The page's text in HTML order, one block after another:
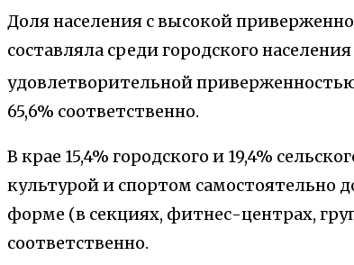
Доля населения с высокой
составляла среди городского населения
удовлетворительной
65,6% соответственно.
В крае 15,4% городского и 19,4%
культурой и спортом самостоятельно
форме (в секциях, фитнес-центрах,
соответственно.